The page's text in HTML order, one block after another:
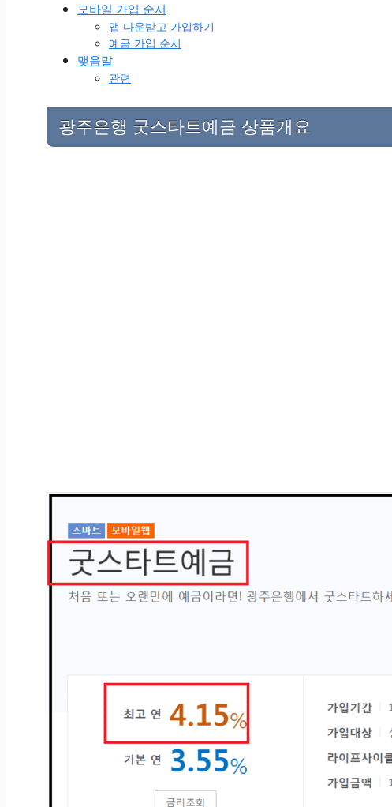
모바일 가입 순서
앱 다운받고 가입하기
예금 가입 순서
맺음말
관련
광주은행 굿스타트예금 상품개요